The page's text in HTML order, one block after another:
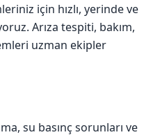
için hızlı, yerinde ve
Arıza tespiti, bakım,
uzman ekipler
su basınç sorunları ve